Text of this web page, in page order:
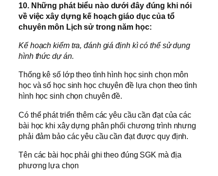
10. Những phát biểu nào dưới đây đúng khi nói
về việc xây dựng kế hoạch giáo dục của tổ
chuyên môn Lịch sử trong năm học:
Kế hoạch kiểm tra, đánh giá định kì có thể sử dụng
hình thức dự án.
Thống kê số lớp theo tình hình học sinh chọn môn
học và số học sinh học chuyên đề lựa chọn theo tình
hình học sinh chọn chuyên đề.
Có thể phát triển thêm các yêu cầu cần đạt của các
bài học khi xây dựng phân phối chương trình nhưng
phải đảm bảo các yêu cầu cần đạt được quy định.
Tên các bài học phải ghi theo đúng SGK mà địa
phương lựa chọn